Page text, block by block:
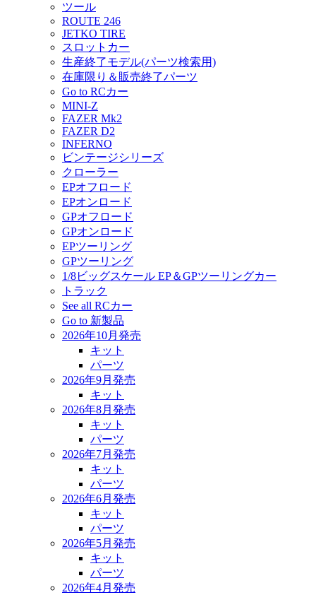
ツール
ROUTE 246
JETKO TIRE
スロットカー
生産終了モデル(パーツ検索用)
在庫限り＆販売終了パーツ
Go to RCカー
MINI-Z
FAZER Mk2
FAZER D2
INFERNO
ビンテージシリーズ
クローラー
EPオフロード
EPオンロード
GPオフロード
GPオンロード
EPツーリング
GPツーリング
1/8ビッグスケール EP＆GPツーリングカー
トラック
See all RCカー
Go to 新製品
2026年10月発売
キット
パーツ
2026年9月発売
キット
2026年8月発売
キット
パーツ
2026年7月発売
キット
パーツ
2026年6月発売
キット
パーツ
2026年5月発売
キット
パーツ
2026年4月発売